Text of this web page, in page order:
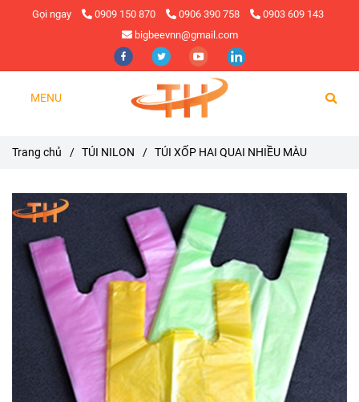
Gọi ngay 0909 150 870 0906 390 758
0903 609 143
bigbeevnn@gmail.com
MENU
Trang chủ / TÚI NILON / TÚI XỐP HAI QUAI NHIỀU MÀU